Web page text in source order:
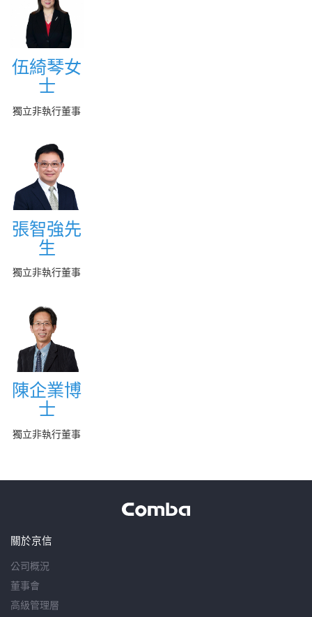
伍綺琴女
士
More
伍綺琴女
士
獨立非執行董事
張智強先
生
More
張智強先
生
獨立非執行董事
陳企業博
士
More
陳企業博
士
獨立非執行董事
關於京信
公司概況
董事會
高級管理層